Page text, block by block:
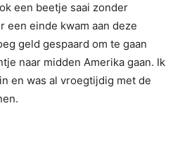
een beetje saai zonder
een einde kwam aan deze
geld gespaard om te gaan
naar midden Amerika gaan. Ik
en was al vroegtijdig met de